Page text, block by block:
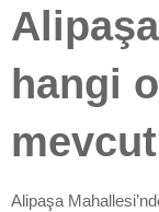
hangi
Alipaşa